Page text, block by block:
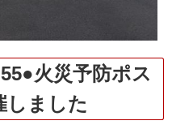
火災予防ポス
しました